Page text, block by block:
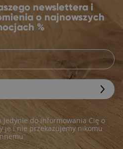
newslettera i
o najnowszych
%
jedynie do informowania Cię o
je i nie przekazujemy nikomu